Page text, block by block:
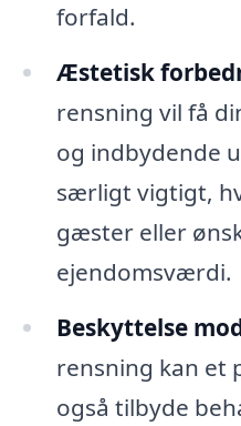
forfald.
Æstetisk
rensning vil få
og indbydende
særligt vigtigt,
gæster eller
ejendomsværdi.
Beskyttelse
rensning kan et
også tilbyde